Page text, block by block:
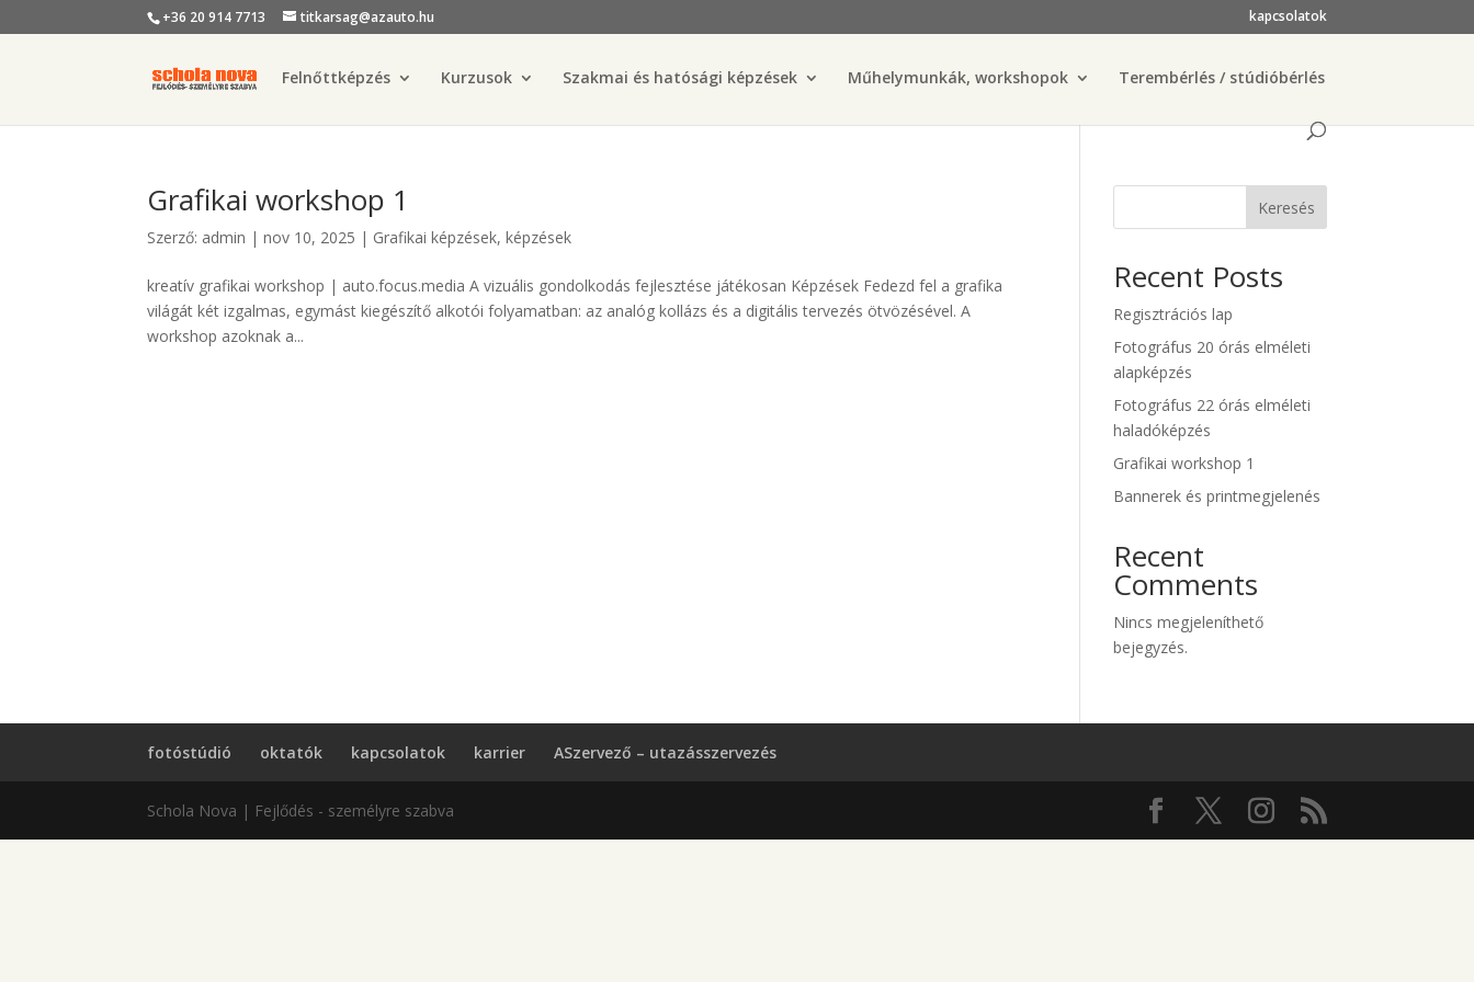
+36 20 914 7713 titkarsag@azauto.hu kapcsolatok
Felnőttképzés Kurzusok Szakmai és hatósági képzések Műhelymunkák, workshopok Terembérlés / stúdióbérlés
Grafikai workshop 1
Szerző: admin |nov 10, 2025 | Grafikai képzések,képzések
kreatív grafikai workshop | auto.focus.media A vizuális gondolkodás fejlesztése játékosan Képzések Fedezd fel a grafika
világát két izgalmas, egymást kiegészítő alkotói folyamatban: az analóg kollázs és a digitális tervezés ötvözésével. A
workshop azoknak a...
Keresés
Recent Posts
Regisztrációs lap
Fotográfus 20 órás elméleti
alapképzés
Fotográfus 22 órás elméleti
haladóképzés
Grafikai workshop 1
Bannerek és printmegjelenés
Recent
Comments
Nincs megjeleníthető
bejegyzés.
fotóstúdió oktatók kapcsolatok karrier ASzervező – utazásszervezés
Schola Nova | Fejlődés - személyre szabva